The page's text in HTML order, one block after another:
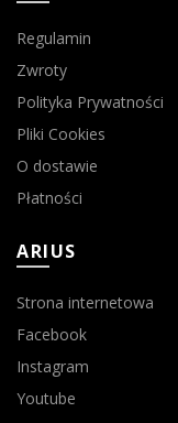
Regulamin
Zwroty
Polityka Prywatności
Pliki Cookies
O dostawie
Płatności
ARIUS
Strona internetowa
Facebook
Instagram
Youtube